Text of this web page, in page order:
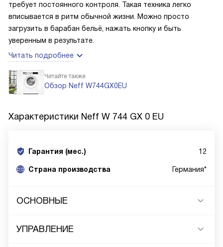
требует постоянного контроля. Такая техника легко
вписывается в ритм обычной жизни. Можно просто
загрузить в барабан бельё, нажать кнопку и быть
уверенным в результате.
Читать подробнее
Читайте также
Обзор Neff W744GX0EU
Характеристики Neff W 744 GX 0 EU
Гарантия (мес.) 12
Страна производства Германия*
ОСНОВНЫЕ
УПРАВЛЕНИЕ